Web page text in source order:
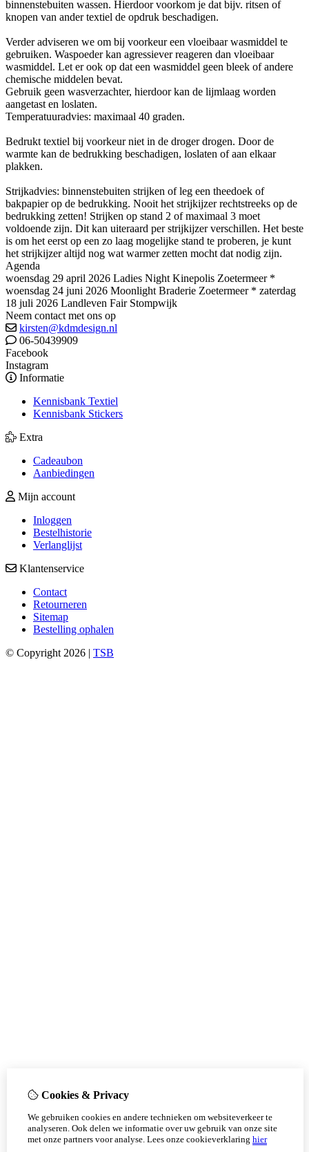
binnenstebuiten wassen. Hierdoor voorkom je dat bijv. ritsen of
knopen van ander textiel de opdruk beschadigen.
Verder adviseren we om bij voorkeur een vloeibaar wasmiddel te
gebruiken. Waspoeder kan agressiever reageren dan vloeibaar
wasmiddel. Let er ook op dat een wasmiddel geen bleek of andere
chemische middelen bevat.
Gebruik geen wasverzachter, hierdoor kan de lijmlaag worden
aangetast en loslaten.
Temperatuuradvies: maximaal 40 graden.
Bedrukt textiel bij voorkeur niet in de droger drogen. Door de
warmte kan de bedrukking beschadigen, loslaten of aan elkaar
plakken.
Strijkadvies: binnenstebuiten strijken of leg een theedoek of
bakpapier op de bedrukking. Nooit het strijkijzer rechtstreeks op de
bedrukking zetten! Strijken op stand 2 of maximaal 3 moet
voldoende zijn. Dit kan uiteraard per strijkijzer verschillen. Het beste
is om het eerst op een zo laag mogelijke stand te proberen, je kunt
het strijkijzer altijd nog wat warmer zetten mocht dat nodig zijn.
Agenda
woensdag 29 april 2026 Ladies Night Kinepolis Zoetermeer *
woensdag 24 juni 2026 Moonlight Braderie Zoetermeer * zaterdag
18 juli 2026 Landleven Fair Stompwijk
Neem contact met ons op
kirsten@kdmdesign.nl
06-50439909
Facebook
Instagram
Informatie
Kennisbank Textiel
Kennisbank Stickers
Extra
Cadeaubon
Aanbiedingen
Mijn account
Inloggen
Bestelhistorie
Verlanglijst
Klantenservice
Contact
Retourneren
Sitemap
Bestelling ophalen
© Copyright 2026 | TSB
Cookies & Privacy
We gebruiken cookies en andere technieken om websiteverkeer te
analyseren. Ook delen we informatie over uw gebruik van onze site
met onze partners voor analyse. Lees onze cookieverklaring hier